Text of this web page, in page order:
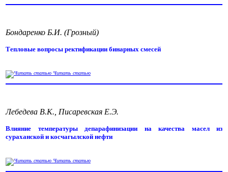
Бондаренко Б.И. (Грозный)
Тепловые вопросы ректификации бинарных смесей
Читать статью
Лебедева В.К., Писаревская Е.Э.
Влияние температуры депарафинизации на качества масел из
сураханской и косчагылской нефти
Читать статью